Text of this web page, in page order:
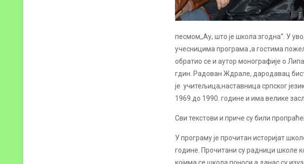
песмом,,Ау, што је школа згодна“. У
учесницима програма ,а гостима
обратио се и аутор монографије о
гдин. Радован Ждрале, дародавац
је учитељица,наставница српског
1969.до 1990. године и има велике
Сви текстови и приче су били
У програму је прочитан историјат
године. Прочитани су радници школе